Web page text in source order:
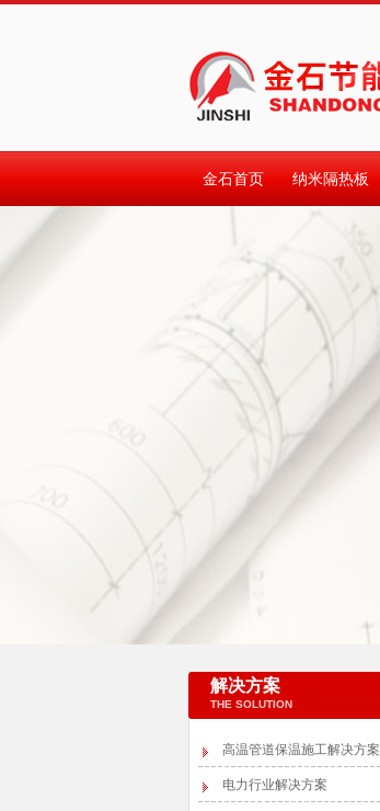
金石首页 纳米隔热板
解决方案
THE SOLUTION
高温管道保温施工解决方案
电力行业解决方案